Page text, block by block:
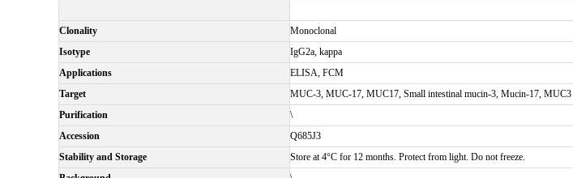
Clonality
Monoclonal
Isotype
IgG2a, kappa
Applications
ELISA, FCM
Target
MUC-3, MUC-17, MUC17, Small intestinal mucin-3, Mucin-17, MUC3
Purification
\
Accession
Q685J3
Stability and Storage
Store at 4°C for 12 months. Protect from light. Do not freeze.